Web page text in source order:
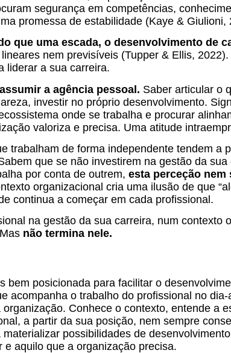
segurança em competências,
promessa de estabilidade (Kaye & Giulioni,
que uma escada, o desenvolvimento de
nem previsíveis (Tupper & Ellis,
liderar a sua carreira.
a agência pessoal. Saber articular o
investir no próprio desenvolvimento.
onde se trabalha e procurar
valoriza e precisa. Uma atitude
trabalham de forma independente tendem a
que se não investirem na gestão da
por conta de outrem, esta perceção nem
organizacional cria uma ilusão de que
continua a começar em cada profissional.
na gestão da sua carreira, num contexto
não termina nele.
bem posicionada para facilitar o
acompanha o trabalho do profissional no
Conhece o contexto, entende a
a partir da sua posição, nem sempre
possibilidades de
aquilo que a organização precisa.